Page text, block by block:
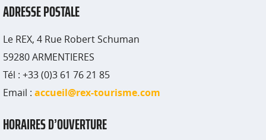
ADRESSE POSTALE
Le REX, 4 Rue Robert Schuman
59280 ARMENTIERES
Tél : +33 (0)3 61 76 21 85
Email : accueil@rex-tourisme.com
HORAIRES D’OUVERTURE